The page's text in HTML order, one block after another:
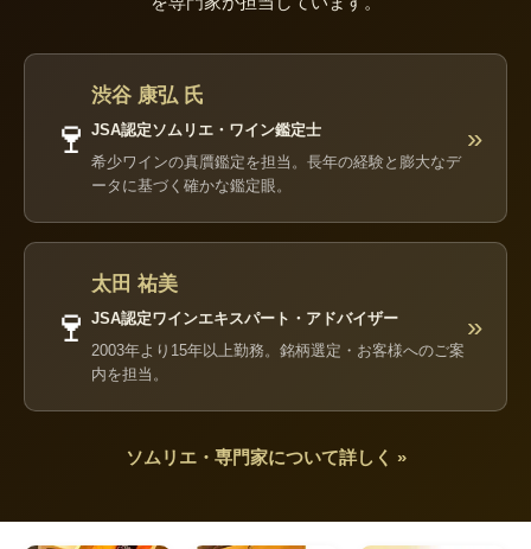
🍷
渋谷 康弘 氏
JSA認定ソムリエ・ワイン鑑定士
希少ワインの真贋鑑定を担当。長年の経験と膨大なデ
ータに基づく確かな鑑定眼。
»
🍷
太田 祐美
JSA認定ワインエキスパート・アドバイザー
2003年より15年以上勤務。銘柄選定・お客様へのご案
内を担当。
»
ソムリエ・専門家について詳しく »